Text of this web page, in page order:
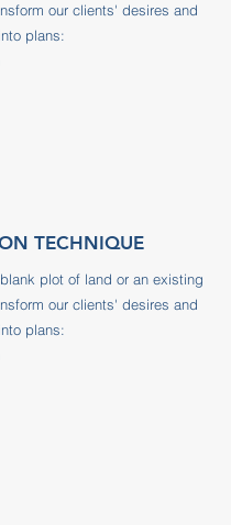
our clients' desires and
plans:
TECHNIQUE
plot of land or an existing
our clients' desires and
plans: